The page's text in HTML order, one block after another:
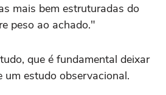
mais bem estruturadas do
peso ao achado."
que é fundamental deixar
um estudo observacional.